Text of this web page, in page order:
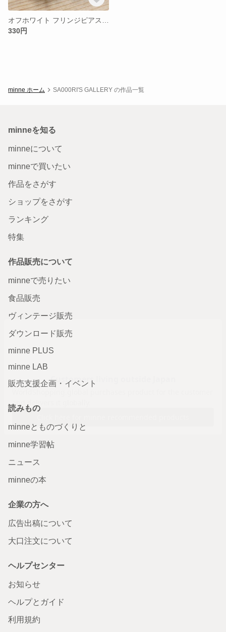
330円
minne ホーム SA000RI'S GALLERY の作品一覧
minneを知る
minneについて
minneで買いたい
作品をさがす
ショップをさがす
ランキング
特集
作品販売について
minneで売りたい
食品販売
ヴィンテージ販売
ダウンロード販売
minne PLUS
minne LAB
販売支援企画・イベント
読みもの
minneとものづくりと
minne学習帖
ニュース
minneの本
企業の方へ
広告出稿について
大口注文について
ヘルプセンター
お知らせ
ヘルプとガイド
利用規約